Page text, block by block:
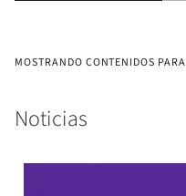
MOSTRANDO CONTENIDOS PARA
Noticias